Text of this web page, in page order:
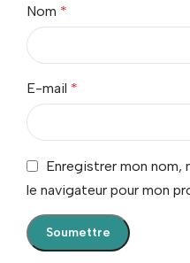
Nom *
E-mail *
Enregistrer mon nom,
le navigateur pour mon